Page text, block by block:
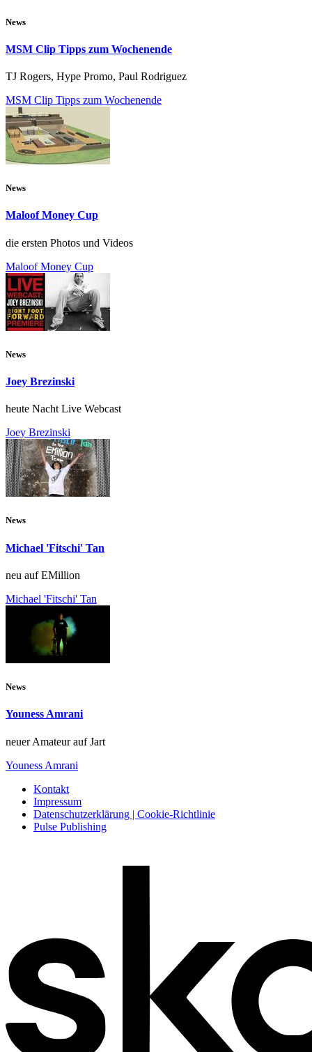
News
MSM Clip Tipps zum Wochenende
TJ Rogers, Hype Promo, Paul Rodriguez
MSM Clip Tipps zum Wochenende
News
Maloof Money Cup
die ersten Photos und Videos
Maloof Money Cup
News
Joey Brezinski
heute Nacht Live Webcast
Joey Brezinski
News
Michael 'Fitschi' Tan
neu auf EMillion
Michael 'Fitschi' Tan
News
Youness Amrani
neuer Amateur auf Jart
Youness Amrani
Kontakt
Impressum
Datenschutzerklärung | Cookie-Richtlinie
Pulse Publishing